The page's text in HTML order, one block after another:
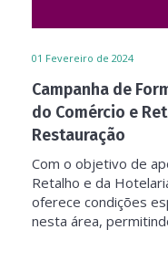
01 Fevereiro de 2024
Campanha de
do Comércio e
Restauração
Com o objetivo de
Retalho e da
oferece condições
nesta área,